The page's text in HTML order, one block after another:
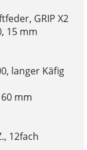
GRIP X2
15 mm
langer Käfig
mm
12fach